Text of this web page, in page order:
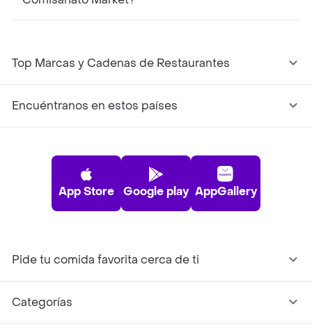
Top Marcas y Cadenas de Restaurantes
Encuéntranos en estos países
App Store Google play AppGallery
Pide tu comida favorita cerca de ti
Categorías